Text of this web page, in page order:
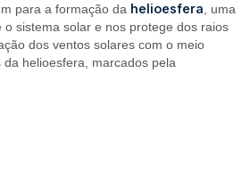
para a formação da helioesfera, uma
sistema solar e nos protege dos raios
dos ventos solares com o meio
helioesfera, marcados pela